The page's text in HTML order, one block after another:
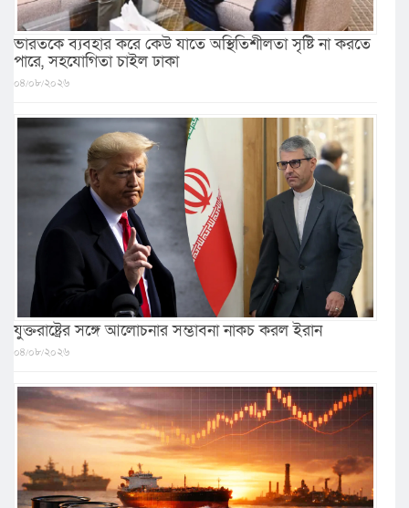
ভারতকে ব্যবহার করে কেউ যাতে অস্থিতিশীলতা সৃষ্টি না করতে
পারে, সহযোগিতা চাইল ঢাকা
০৪/০৮/২০২৬
যুক্তরাষ্ট্রের সঙ্গে আলোচনার সম্ভাবনা নাকচ করল ইরান
০৪/০৮/২০২৬